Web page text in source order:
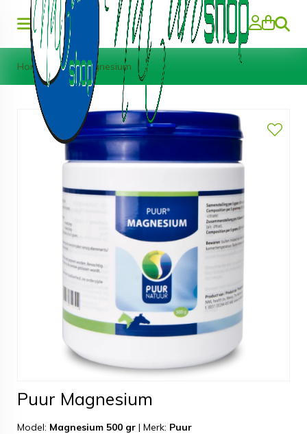
Zoeken
Home > Puur Magnesium
Puur Magnesium
Model: Magnesium 500 gr | Merk: Puur